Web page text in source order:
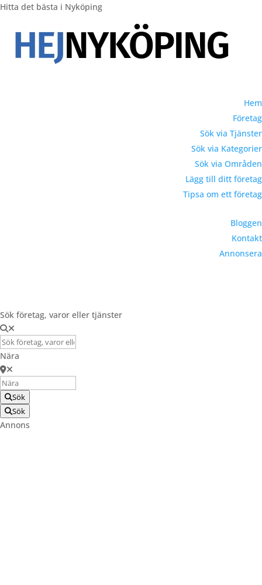
Hitta det bästa i Nyköping
Hem
Företag
Sök via Tjänster
Sök via Kategorier
Sök via Områden
Lägg till ditt företag
Tipsa om ett företag
Bloggen
Kontakt
Annonsera
Sök företag, varor eller tjänster
Nära
Sök
Sök
Annons